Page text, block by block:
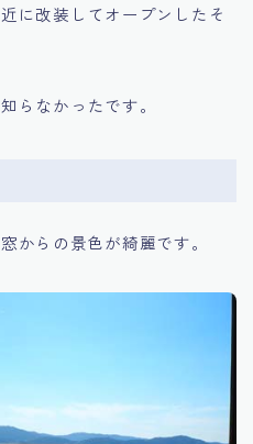
に改装してオープンしたそ
らなかったです。
からの景色が綺麗です。